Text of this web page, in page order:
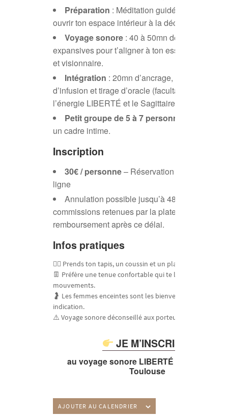
Préparation : Méditation guidée (5 à 10mn)
ouvrir ton espace intérieur à la découverte
Voyage sonore : 40 à 50mn de vibrations
expansives pour t’aligner à ton essence
et visionnaire.
Intégration : 20mn d’ancrage, dégustation
d’infusion et tirage d’oracle (facultatif), en lien
l’énergie LIBERTÉ et le Sagittaire.
Petit groupe de 5 à 7 personnes
un cadre intime.
Inscription
30€ / personne– Réservation uniquement
ligne
Annulation possible jusqu’à 48h avant (3€ de
commissions retenues par la plateforme). Aucun
remboursement après ce délai.
Infos pratiques
🧘‍♀️ Prends ton tapis, un coussin et un plaid douillet.
👖 Préfère une tenue confortable qui te laisse libre de tes
mouvements.
🤰 Les femmes enceintes sont les bienvenues, sauf
indication.
⚠️ Voyage sonore déconseillé aux porteurs de pacemaker.
JE M’INSCRIS
au voyage sonore LIBERTÉ (SAGITTAIRE)
Toulouse
AJOUTER AU CALENDRIER